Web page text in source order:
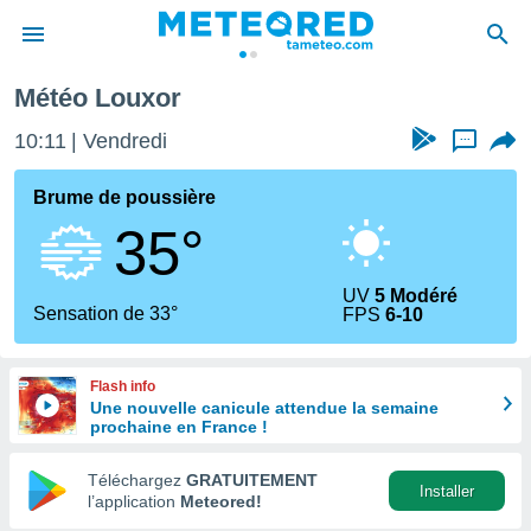
de
en
Météo Louxor
10:11 Vendredi ...
Brume de poussière
35°
Sensation de 33°
UV5 Modéré
FPS6-10
Flash info
Une nouvelle canicule attendue la semaine
prochaine en France !
Téléchargez GRATUITEMENT
l’application Meteored!
Installer